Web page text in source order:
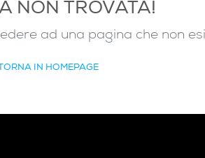
NON TROVATA!
ad una pagina che non
TORNA IN HOMEPAGE